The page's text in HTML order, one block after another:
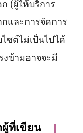
(ผู้ให้บริการ
และการจัดการ
ซต์ไม่เป็นไปได้
งข้ามอาจจะมี
ที่เขียน